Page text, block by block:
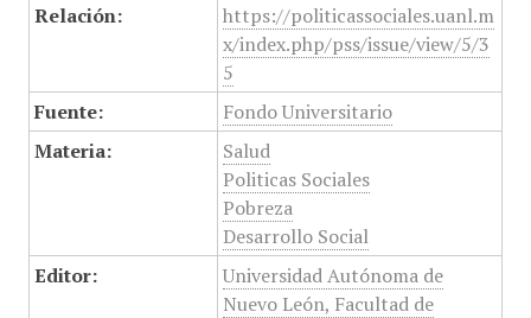
Relación:
https://politicassociales.uanl.m
x/index.php/pss/issue/view/5/3
5
Fuente:
Fondo Universitario
Materia:
Salud
Politicas Sociales
Pobreza
Desarrollo Social
Editor:
Universidad Autónoma de
Nuevo León, Facultad de